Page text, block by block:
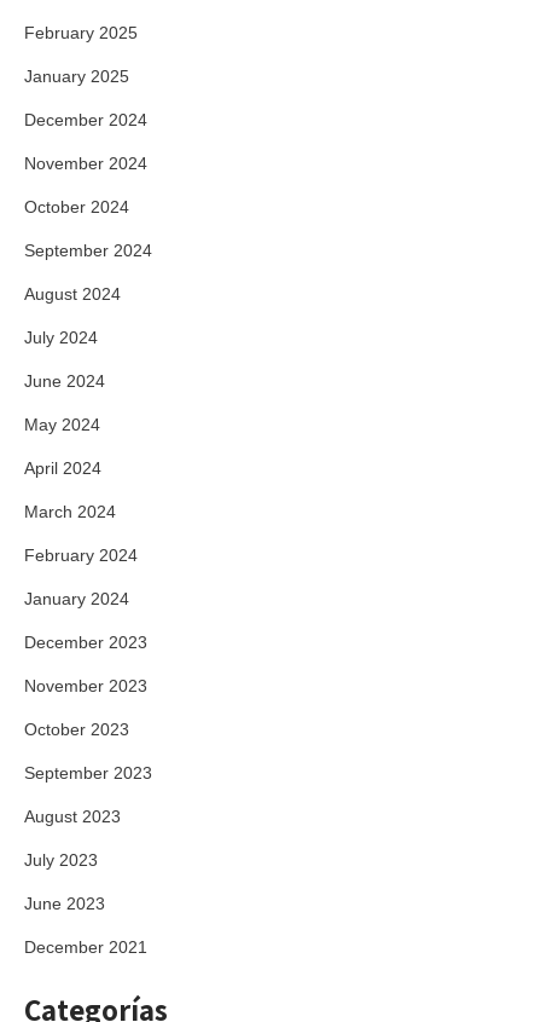
February 2025
January 2025
December 2024
November 2024
October 2024
September 2024
August 2024
July 2024
June 2024
May 2024
April 2024
March 2024
February 2024
January 2024
December 2023
November 2023
October 2023
September 2023
August 2023
July 2023
June 2023
December 2021
Categorías